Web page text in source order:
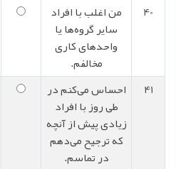
40
من اغلب با افراد
سایر گروه‌ها یا
واحدهای کاری
مخالفم.
41
احساس می‌کنم در
طی روز با افراد
زیادی پیش از آنچه
که ترجیح می‌دهم
در تماسم.